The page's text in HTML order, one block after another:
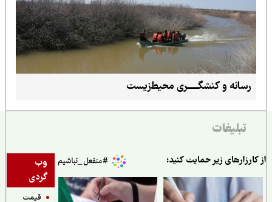
رسانه و کنشگــــــری محیط‌زیست
تبلیغات
وب
گردی
قیمت
زیر حمایت کنید: